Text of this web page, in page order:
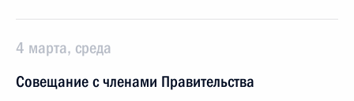
4 марта, среда
Совещание с членами Правительства